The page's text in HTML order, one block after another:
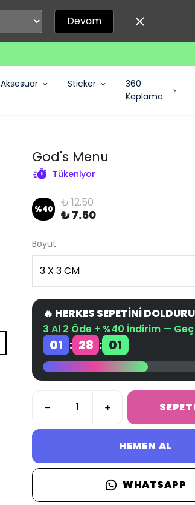
Devam
Aksesuar Sticker
360
Kaplama
God's Menu
Tükeniyor
%40 ₺ 12.50
₺ 7.50
Boyut
🔥 HERKES SEPETİNİ
3 Al 2 Öde + %40 İndirim —
01 : 28 : 00
HEMEN AL
WHATSAPP